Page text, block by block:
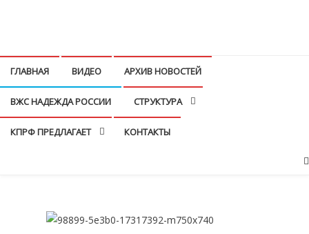
ГЛАВНАЯ ВИДЕО АРХИВ НОВОСТЕЙ
ВЖС НАДЕЖДА РОССИИ СТРУКТУРА
КПРФ ПРЕДЛАГАЕТ КОНТАКТЫ